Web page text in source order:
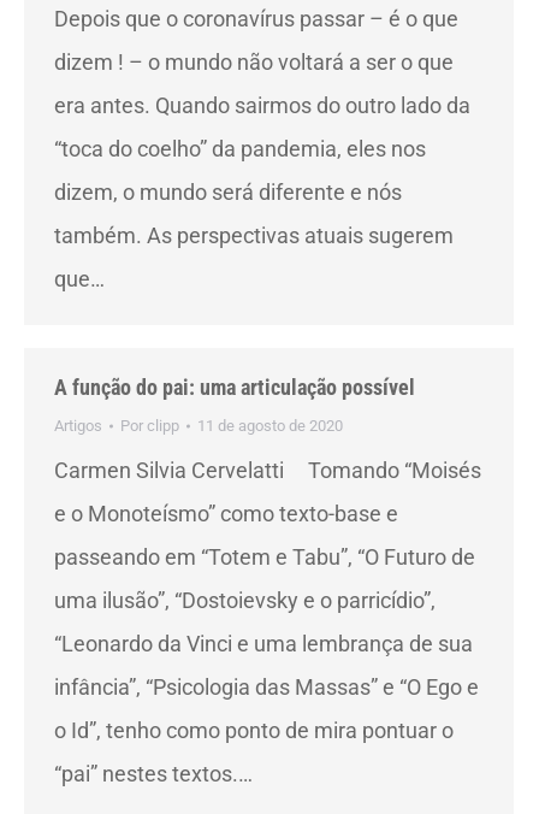
Depois que o coronavírus passar – é o que
dizem ! – o mundo não voltará a ser o que
era antes. Quando sairmos do outro lado da
“toca do coelho” da pandemia, eles nos
dizem, o mundo será diferente e nós
também. As perspectivas atuais sugerem
que…
A função do pai: uma articulação possível
Artigos Por clipp 11 de agosto de 2020
Carmen Silvia Cervelatti Tomando “Moisés
e o Monoteísmo” como texto-base e
passeando em “Totem e Tabu”, “O Futuro de
uma ilusão”, “Dostoievsky e o parricídio”,
“Leonardo da Vinci e uma lembrança de sua
infância”, “Psicologia das Massas” e “O Ego e
o Id”, tenho como ponto de mira pontuar o
“pai” nestes textos.…